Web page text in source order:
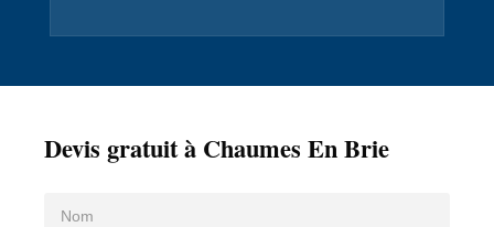
Devis gratuit à Chaumes En Brie